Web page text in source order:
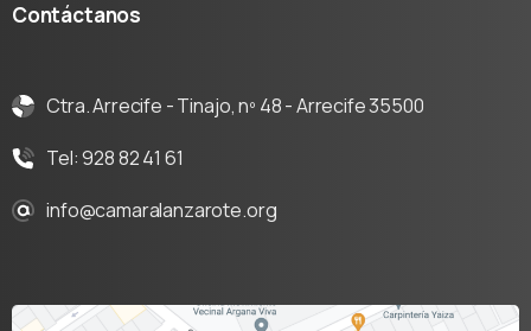
Contáctanos
Ctra. Arrecife - Tinajo, nº 48 - Arrecife 35500
Tel: 928 82 41 61
info@camaralanzarote.org